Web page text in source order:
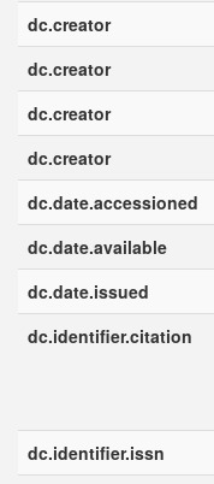
dc.creator
dc.creator
dc.creator
dc.creator
dc.date.accessioned
dc.date.available
dc.date.issued
dc.identifier.citation
dc.identifier.issn